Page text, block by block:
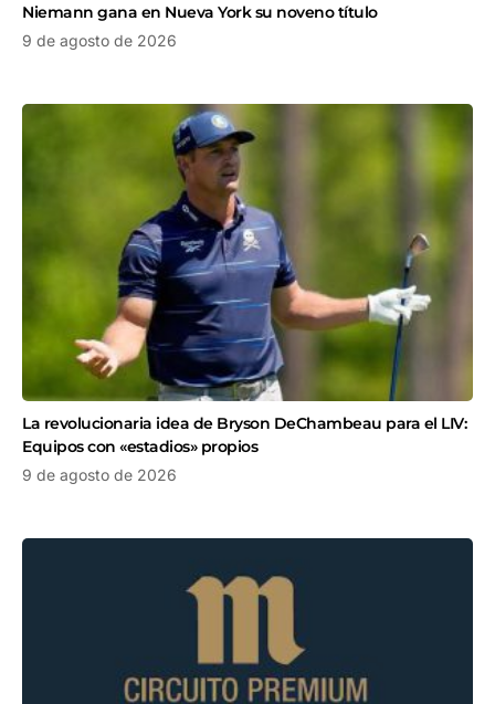
Niemann gana en Nueva York su noveno título
9 de agosto de 2026
La revolucionaria idea de Bryson DeChambeau para el LIV:
Equipos con «estadios» propios
9 de agosto de 2026